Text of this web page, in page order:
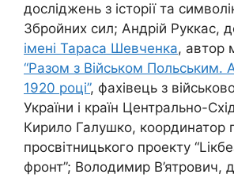
досліджень з історії та
Збройних сил; Андрій Руккас,
імені Тараса Шевченка, автор
“Разом з Військом Польським.
1920 році”, фахівець з
України і країн Центрально-
Кирило Галушко, координатор
просвітницького проекту
фронт”; Володимир В’ятрович,